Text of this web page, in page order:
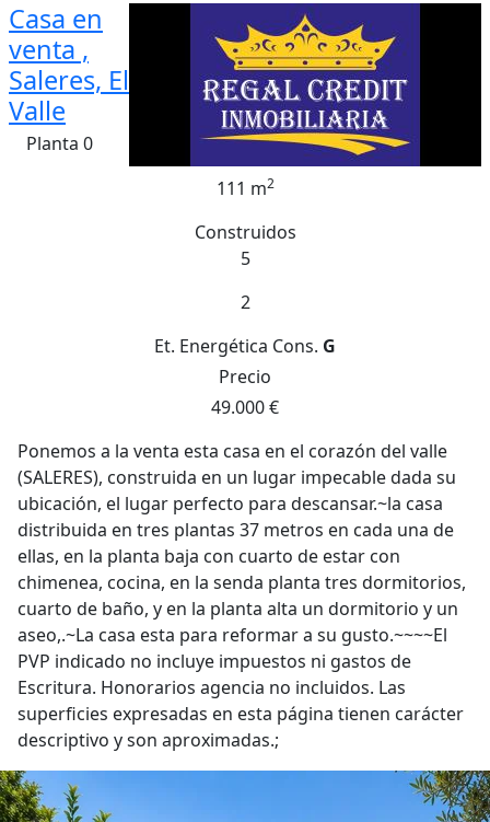
Casa en
venta ,
Saleres, El
Valle
Planta 0
111 m2
Construidos
5
2
Et. Energética Cons. G
Precio
49.000 €
Ponemos a la venta esta casa en el corazón del valle
(SALERES), construida en un lugar impecable dada su
ubicación, el lugar perfecto para descansar.~la casa
distribuida en tres plantas 37 metros en cada una de
ellas, en la planta baja con cuarto de estar con
chimenea, cocina, en la senda planta tres dormitorios,
cuarto de baño, y en la planta alta un dormitorio y un
aseo,.~La casa esta para reformar a su gusto.~~~~El
PVP indicado no incluye impuestos ni gastos de
Escritura. Honorarios agencia no incluidos. Las
superficies expresadas en esta página tienen carácter
descriptivo y son aproximadas.;